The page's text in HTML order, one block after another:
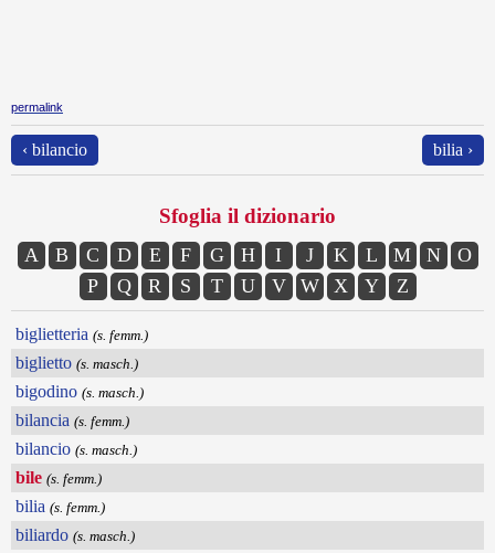
permalink
‹ bilancio bilia ›
Sfoglia il dizionario
A B C D E F G H I J K L M N
O
P
Q R S T U V W X Y Z
biglietteria (s. femm.)
biglietto (s. masch.)
bigodino (s. masch.)
bilancia (s. femm.)
bilancio (s. masch.)
bile (s. femm.)
bilia (s. femm.)
biliardo (s. masch.)